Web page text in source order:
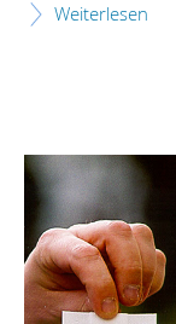
Weiterlesen